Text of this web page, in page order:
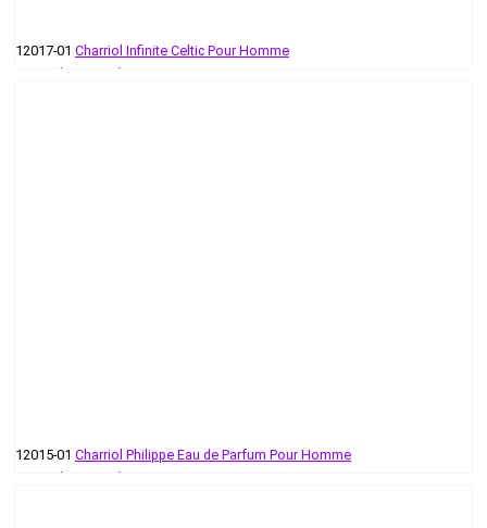
12017-01 Charriol Infinite Celtic Pour Homme
232 руб - 349 руб
12015-01 Charriol Philippe Eau de Parfum Pour Homme
236 руб - 260 руб